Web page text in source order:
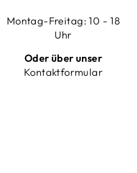
Montag-Freitag: 10 - 18
Uhr
Oder über unser
Kontaktformular